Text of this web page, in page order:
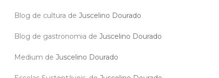
Blog de cultura de Juscelino Dourado
Blog de gastronomia de Juscelino Dourado
Medium de Juscelino Dourado